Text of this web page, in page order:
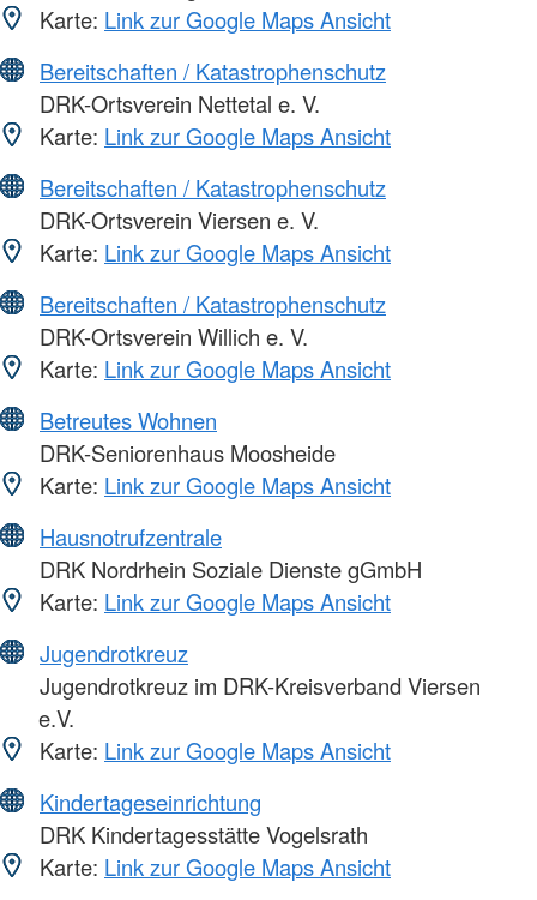
Karte: Link zur Google Maps Ansicht
Bereitschaften / Katastrophenschutz
DRK-Ortsverein Nettetal e. V.
Karte: Link zur Google Maps Ansicht
Bereitschaften / Katastrophenschutz
DRK-Ortsverein Viersen e. V.
Karte: Link zur Google Maps Ansicht
Bereitschaften / Katastrophenschutz
DRK-Ortsverein Willich e. V.
Karte: Link zur Google Maps Ansicht
Betreutes Wohnen
DRK-Seniorenhaus Moosheide
Karte: Link zur Google Maps Ansicht
Hausnotrufzentrale
DRK Nordrhein Soziale Dienste gGmbH
Karte: Link zur Google Maps Ansicht
Jugendrotkreuz
Jugendrotkreuz im DRK-Kreisverband Viersen
e.V.
Karte: Link zur Google Maps Ansicht
Kindertageseinrichtung
DRK Kindertagesstätte Vogelsrath
Karte: Link zur Google Maps Ansicht